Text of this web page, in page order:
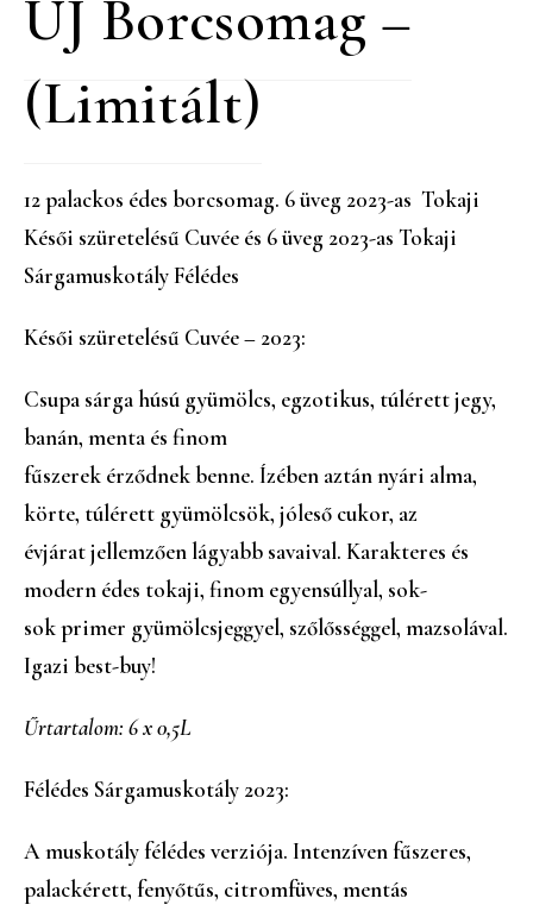
ÚJ Borcsomag –
(limitált)
12 palackos édes borcsomag. 6 üveg 2023-as Tokaji
Késői szüretelésű Cuvée és 6 üveg 2023-as Tokaji
Sárgamuskotály Félédes
Késői szüretelésű Cuvée – 2023:
Csupa sárga húsú gyümölcs, egzotikus, túlérett jegy,
banán, menta és finom
fűszerek érződnek benne. Ízében aztán nyári alma,
körte, túlérett gyümölcsök, jóleső cukor, az
évjárat jellemzően lágyabb savaival. Karakteres és
modern édes tokaji, finom egyensúllyal, sok-
sok primer gyümölcsjeggyel, szőlősséggel, mazsolával.
Igazi best-buy!
Űrtartalom: 6 x 0,5L
Félédes Sárgamuskotály 2023:
A muskotály félédes verziója. Intenzíven fűszeres,
palackérett, fenyőtűs, citromfüves, mentás